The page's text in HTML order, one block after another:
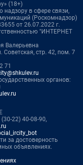
(18+)
надзору в сфере связи,
(Роскомнадзор)
от 26.07.2022 г.
"ИНТЕРНЕТ
Валерьевна
Советская, стр. 42, пом. 7
71
органов:
22) 40-08-90,
за достоверность
объявлениях.